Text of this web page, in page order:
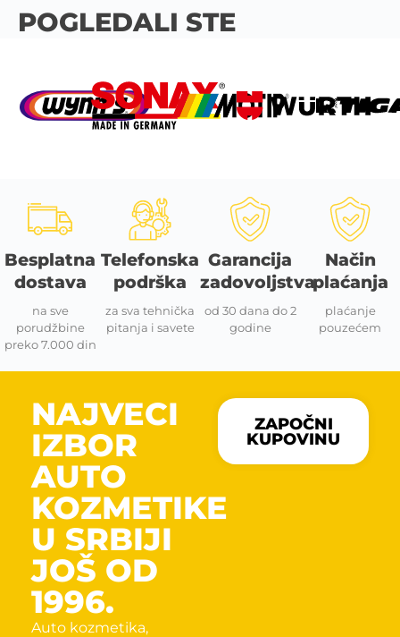
POGLEDALI STE
Besplatna
dostava
na sve
porudžbine
preko 7.000 din
Telefonska
podrška
za sva tehnička
pitanja i savete
Garancija
zadovoljstva
od 30 dana do 2
godine
Način
plaćanja
plaćanje
pouzećem
NAJVECI
IZBOR
AUTO
KOZMETIKE
U SRBIJI
JOŠ OD
1996.
Auto kozmetika,
ZAPOČNI
KUPOVINU